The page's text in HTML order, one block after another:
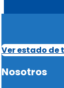
Ver estado de
Nosotros